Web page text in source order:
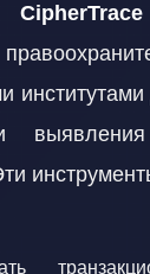
CipherTrace
выявления